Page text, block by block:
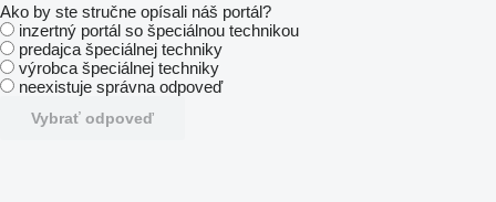
Ako by ste stručne opísali náš portál?
inzertný portál so špeciálnou technikou
predajca špeciálnej techniky
výrobca špeciálnej techniky
neexistuje správna odpoveď
Vybrať odpoveď